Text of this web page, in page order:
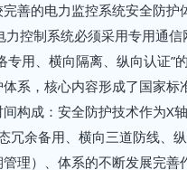
善的电力监控系统安全防
控制系统必须采用专用通
专用、横向隔离、纵向认证
系，核心内容形成了国家
构成：安全防护技术作为X
冗余备用、横向三道防线、
理）、体系的不断发展完